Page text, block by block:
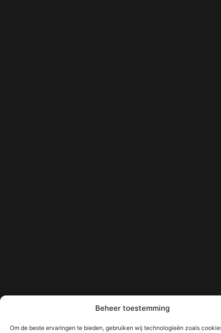
Beheer toestemming
Om de beste ervaringen te bieden, gebruiken wij technologieën zoals